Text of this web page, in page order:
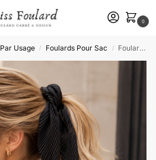
0
Par Usage / Foulards Pour Sac / Foulard Plissé Noir – Natacha